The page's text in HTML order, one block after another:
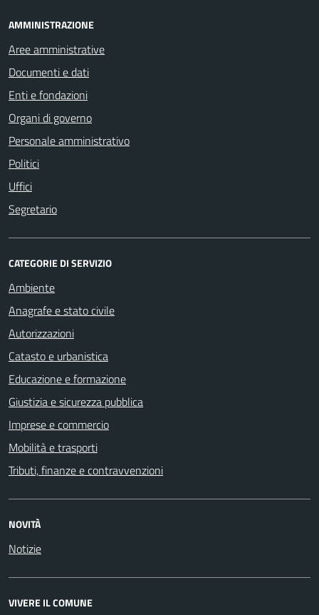
AMMINISTRAZIONE
Aree amministrative
Documenti e dati
Enti e fondazioni
Organi di governo
Personale amministrativo
Politici
Uffici
Segretario
CATEGORIE DI SERVIZIO
Ambiente
Anagrafe e stato civile
Autorizzazioni
Catasto e urbanistica
Educazione e formazione
Giustizia e sicurezza pubblica
Imprese e commercio
Mobilità e trasporti
Tributi, finanze e contravvenzioni
NOVITÀ
Notizie
VIVERE IL COMUNE